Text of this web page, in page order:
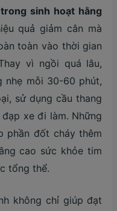
sinh hoạt hằng
quả giảm cân mà
toàn vào thời gian
vì ngồi quá lâu,
nhẹ mỗi 30-60 phút,
sử dụng cầu thang
xe đi làm. Những
phần đốt cháy thêm
cao sức khỏe tim
tổng thể.
không chỉ giúp đạt